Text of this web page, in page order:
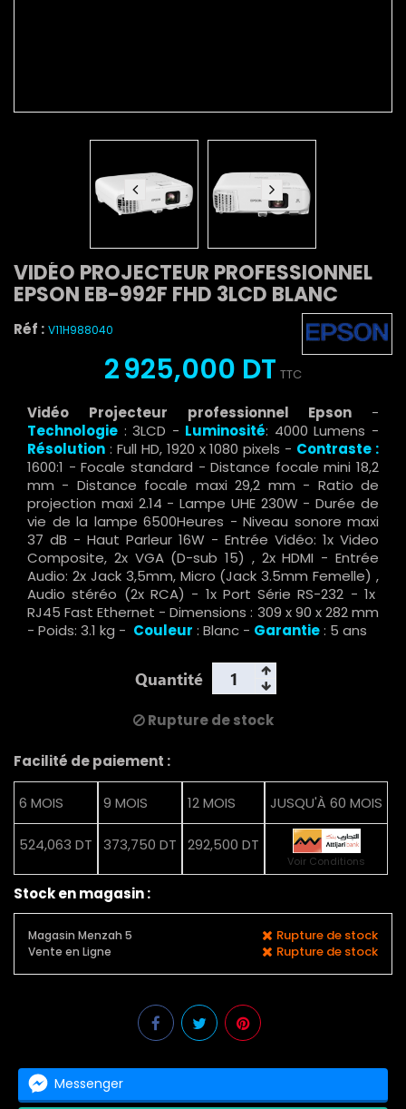
VIDÉO PROJECTEUR PROFESSIONNEL
EPSON EB-992F FHD 3LCD BLANC
Réf : V11H988040
2 925,000 DT TTC
Vidéo Projecteur professionnel Epson -
Technologie : 3LCD - Luminosité: 4000 Lumens -
Résolution : Full HD, 1920 x 1080 pixels - Contraste :
1600:1 - Focale standard - Distance focale mini 18,2
mm - Distance focale maxi 29,2 mm - Ratio de
projection maxi 2.14 - Lampe UHE 230W - Durée de
vie de la lampe 6500Heures - Niveau sonore maxi
37 dB - Haut Parleur 16W - Entrée Vidéo: 1x Video
Composite, 2x VGA (D-sub 15) , 2x HDMI - Entrée
Audio: 2x Jack 3,5mm, Micro (Jack 3.5mm Femelle) ,
Audio stéréo (2x RCA) - 1x Port Série RS-232 - 1x
RJ45 Fast Ethernet - Dimensions : 309‎ x 90 x 282 mm
- Poids: 3.1 kg - Couleur : Blanc - Garantie: 5 ans
Quantité
Rupture de stock
Facilité de paiement :
6 MOIS
524,063 DT
9 MOIS
373,750 DT
12 MOIS
292,500 DT
JUSQU'À 60 MOIS
Voir Conditions
Stock en magasin :
Magasin Menzah 5 Rupture de stock
Vente en Ligne Rupture de stock
Messenger